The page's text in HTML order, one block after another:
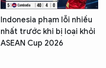
Indonesia phạm lỗi nhiều
nhất trước khi bị loại khỏi
ASEAN Cup 2026